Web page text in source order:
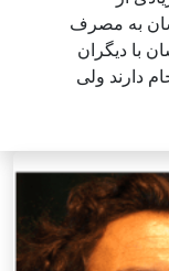
شان به مصرف
با دیگران
دارند ولی